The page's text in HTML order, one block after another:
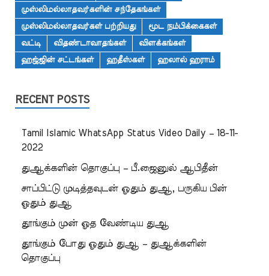
முஸ்லிமல்லாதவர்களின் சந்தேகங்கள்
முஸ்லிமல்லாதவர்கள் பற்றியது
மூட நம்பிக்கைகள்
வட்டி
விதண்டாவாதங்கள்
விளக்கங்கள்
ஹஜ்ஜின் சட்டங்கள்
ஹதீஸ்கள் ஹலால் ஹராம்
RECENT POSTS
Tamil Islamic WhatsApp Status Video Daily – 18-11-
2022
துஆக்களின் தொகுப்பு – பீ.ஜைனுல் ஆபிதீன்
சாப்பிட்டு முடித்தவுடன் ஓதும் துஆ, பருகிய பின்
ஓதும் துஆ
தூங்கும் முன் ஓத வேண்டிய துஆ
தூங்கும் போது ஓதும் துஆ – துஆக்களின்
தொகுப்பு